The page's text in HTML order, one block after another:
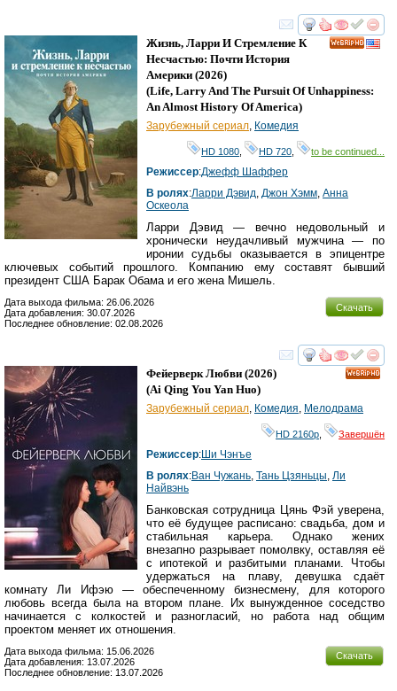
смотреть
Жизнь, Ларри И Стремление К
Несчастью: Почти История
Америки (2026)
(Life, Larry And The Pursuit Of Unhappiness:
An Almost History Of America)
Зарубежный сериал, Комедия
HD 1080 HD 720 to be continued...
Режиссер:Джефф Шаффер
В ролях:Ларри Дэвид, Джон Хэмм, Анна
Оскеола
Ларри Дэвид — вечно недовольный и
хронически неудачливый мужчина — по
иронии судьбы оказывается в эпицентре
ключевых событий прошлого. Компанию ему составят бывший
президент США Барак Обама и его жена Мишель.
Скачать
Дата выхода фильма: 26.06.2026
Дата добавления: 30.07.2026
Последнее обновление: 02.08.2026
смотреть
Фейерверк Любви (2026)
(Ai Qing You Yan Huo)
Зарубежный сериал, Комедия, Мелодрама
HD 2160р Завершён
Режиссер:Ши Чэнъе
В ролях:Ван Чужань, Тань Цзяньцы, Ли
Найвэнь
Банковская сотрудница Цянь Фэй уверена,
что её будущее расписано: свадьба, дом и
стабильная карьера. Однако жених
внезапно разрывает помолвку, оставляя её
с ипотекой и разбитыми планами. Чтобы
удержаться на плаву, девушка сдаёт
комнату Ли Ифэю — обеспеченному бизнесмену, для которого
любовь всегда была на втором плане. Их вынужденное соседство
начинается с колкостей и разногласий, но работа над общим
проектом меняет их отношения.
Скачать
Дата выхода фильма: 15.06.2026
Дата добавления: 13.07.2026
Последнее обновление: 13.07.2026